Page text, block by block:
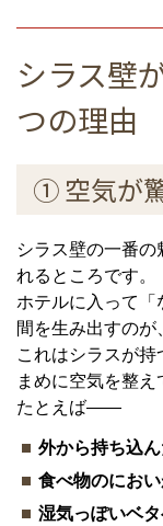
シラス壁
つの理由
① 空気が
シラス壁の一番
れるところです。
ホテルに入って「
間を生み出すのが
これはシラスが
まめに空気を整え
たとえば——
外から持ち込
食べ物のにお
湿気っぽいベ